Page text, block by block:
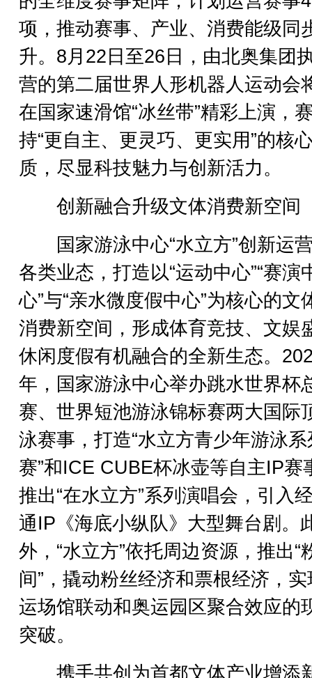
项，推动赛事、产业、消费能级同
升。8月22日至26日，由北奥集团
营的第二届世界人形机器人运动会
在国家速滑馆“冰丝带”精彩上演，
持“更自主、更灵巧、更实用”的核
质，尽显科技魅力与创新活力。
创新融合升级文体消费新空间
国家游泳中心“水立方”创新运
各类业态，打造以“运动中心”“赛演
心”与“亲水微度假中心”为核心的文
消费新空间，形成体育竞技、文娱
休闲度假有机融合的全新生态。
年，国家游泳中心举办跳水世界杯
赛、世界短池游泳锦标赛两大国际
泳赛事，打造“水立方青少年游泳系
赛”和ICE CUBE杯冰壶等自主IP赛
推出“在水立方”系列演唱会，引入
通IP《海底小纵队》大型舞台剧。
外，“水立方”依托周边资源，推出“
间”，撬动粉丝经济和票根经济，
运场馆联动和奥运园区聚合效应的
突破。
携手共创为首都文体产业增添